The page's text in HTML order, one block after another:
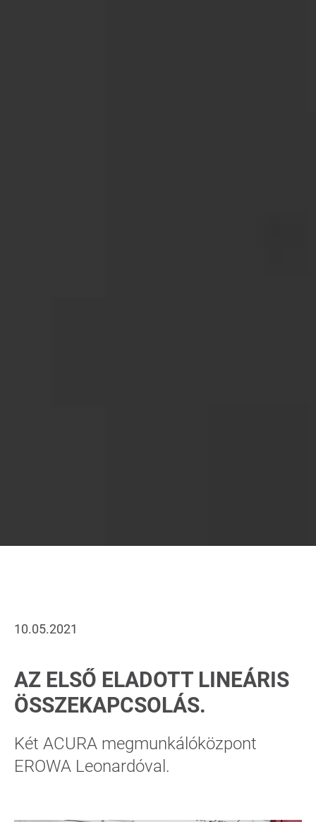
10.05.2021
AZ ELSŐ ELADOTT LINEÁRIS
ÖSSZEKAPCSOLÁS.
Két ACURA megmunkálóközpont
EROWA Leonardóval.